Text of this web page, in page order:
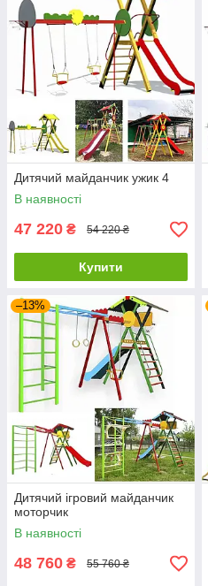
Дитячий майданчик ужик 4
В наявності
47 220 ₴ 54 220 ₴
Купити
–13%
Дитячий ігровий майданчик
моторчик
В наявності
48 760 ₴ 55 760 ₴